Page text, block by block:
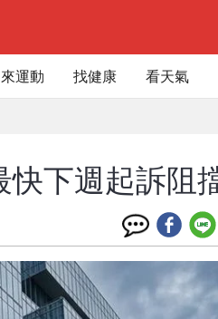
來運動 找健康 看天氣
下週起訴阻